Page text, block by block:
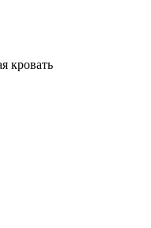
кровать